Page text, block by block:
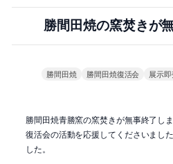
勝間田焼の窯焚きが
勝間田焼 勝間田焼復活会 展示
勝間田焼青勝窯の窯焚きが無事終了し
復活会の活動を応援してくださいまし
した。